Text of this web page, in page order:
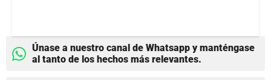
Únase a nuestro canal de Whatsapp y manténgase
al tanto de los hechos más relevantes.